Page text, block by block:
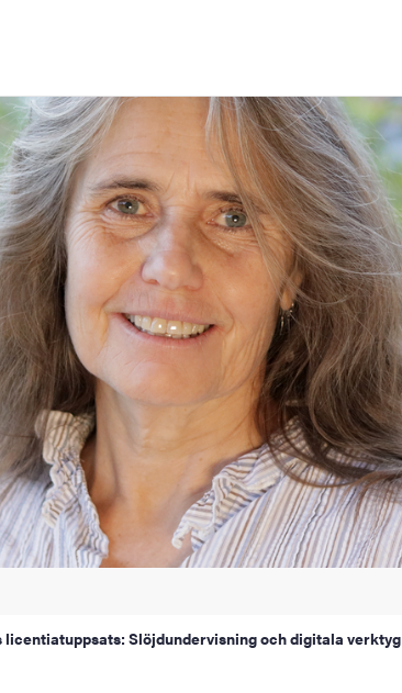
licentiatuppsats: Slöjdundervisning och digitala verktyg